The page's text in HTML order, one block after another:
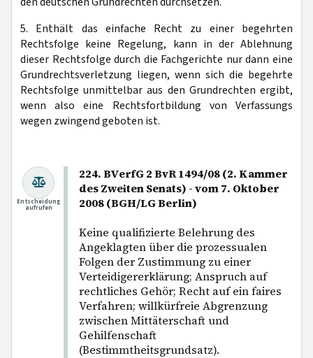
5. Enthält das einfache Recht zu einer begehrten
Rechtsfolge keine Regelung, kann in der Ablehnung
dieser Rechtsfolge durch die Fachgerichte nur dann eine
Grundrechtsverletzung liegen, wenn sich die begehrte
Rechtsfolge unmittelbar aus den Grundrechten ergibt,
wenn also eine Rechtsfortbildung von Verfassungs
wegen zwingend geboten ist.
224. BVerfG 2 BvR 1494/08 (2. Kammer
des Zweiten Senats) - vom 7. Oktober
2008 (BGH/LG Berlin)
Keine qualifizierte Belehrung des
Angeklagten über die prozessualen
Folgen der Zustimmung zu einer
Verteidigererklärung; Anspruch auf
rechtliches Gehör; Recht auf ein faires
Verfahren; willkürfreie Abgrenzung
zwischen Mittäterschaft und
Gehilfenschaft
(Bestimmtheitsgrundsatz).
Entscheidung
aufrufen